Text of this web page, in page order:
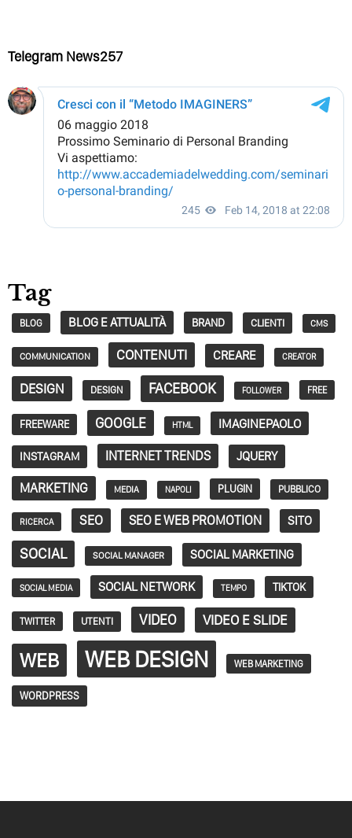
Telegram News257
Tag
BLOG BLOG E ATTUALITÀ BRAND CLIENTI CMS
COMMUNICATION CONTENUTI CREARE CREATOR
DESIGN DESIGN FACEBOOK FOLLOWER FREE
FREEWARE GOOGLE HTML IMAGINEPAOLO
INSTAGRAM INTERNET TRENDS JQUERY
MARKETING MEDIA NAPOLI PLUGIN PUBBLICO
RICERCA SEO SEO E WEB PROMOTION SITO
SOCIAL SOCIAL MANAGER SOCIAL MARKETING
SOCIAL MEDIA SOCIAL NETWORK TEMPO TIKTOK
TWITTER UTENTI VIDEO VIDEO E SLIDE
WEB WEB DESIGN WEB MARKETING
WORDPRESS